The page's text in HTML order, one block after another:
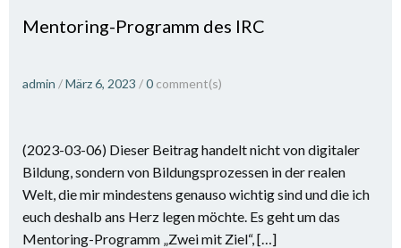
Mentoring-Programm des IRC
admin /März 6, 2023 /0 comment(s)
(2023-03-06) Dieser Beitrag handelt nicht von digitaler
Bildung, sondern von Bildungsprozessen in der realen
Welt, die mir mindestens genauso wichtig sind und die ich
euch deshalb ans Herz legen möchte. Es geht um das
Mentoring-Programm „Zwei mit Ziel“, […]